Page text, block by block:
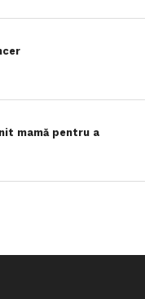
mamă pentru a